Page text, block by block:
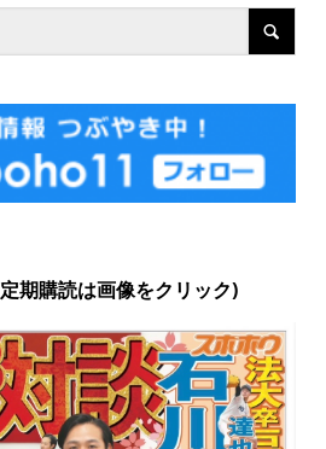
期購読は画像をクリック)